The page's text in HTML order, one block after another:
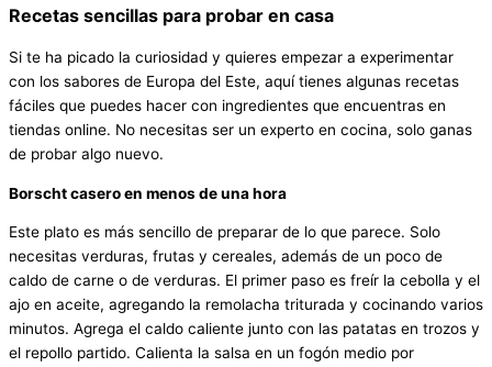
Recetas sencillas para probar en casa
Si te ha picado la curiosidad y quieres empezar a experimentar
con los sabores de Europa del Este, aquí tienes algunas recetas
fáciles que puedes hacer con ingredientes que encuentras en
tiendas online. No necesitas ser un experto en cocina, solo ganas
de probar algo nuevo.
Borscht casero en menos de una hora
Este plato es más sencillo de preparar de lo que parece. Solo
necesitas verduras, frutas y cereales, además de un poco de
caldo de carne o de verduras. El primer paso es freír la cebolla y el
ajo en aceite, agregando la remolacha triturada y cocinando varios
minutos. Agrega el caldo caliente junto con las patatas en trozos y
el repollo partido. Calienta la salsa en un fogón medio por